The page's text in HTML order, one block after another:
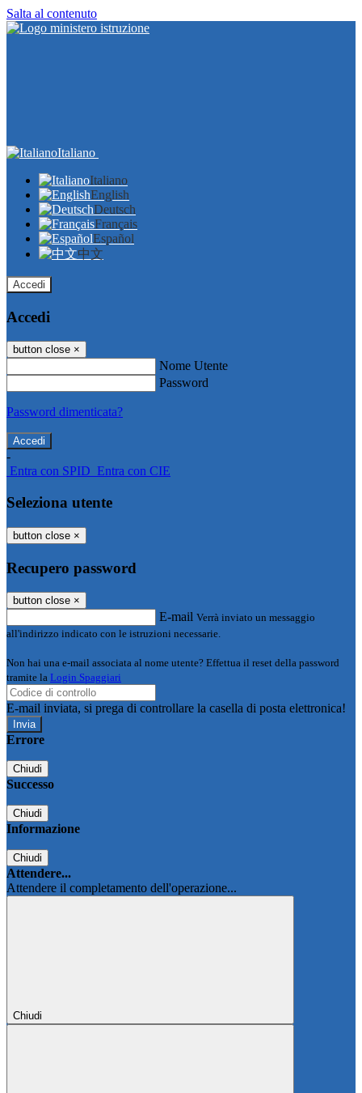
Salta al contenuto
Italiano
Italiano
English
Deutsch
Français
Español
中文
Accedi
Accedi
button close ×
Nome Utente
Password
Password dimenticata?
-
Entra con SPID Entra con CIE
Seleziona utente
button close ×
Recupero password
button close ×
E-mail Verrà inviato un messaggio
all'indirizzo indicato con le istruzioni necessarie.
Non hai una e-mail associata al nome utente? Effettua il reset della password
tramite la Login Spaggiari
E-mail inviata, si prega di controllare la casella di posta elettronica!
Errore
Chiudi
Successo
Chiudi
Informazione
Chiudi
Attendere...
Attendere il completamento dell'operazione...
Chiudi